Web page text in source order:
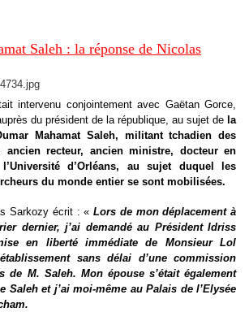
Saleh : la réponse de Nicolas
intervenu conjointement avec Gaëtan Gorce,
du président de la république, au sujet de la
Mahamat Saleh, militant tchadien des
ancien recteur, ancien ministre, docteur en
d’Orléans, au sujet duquel les
du monde entier se sont mobilisées.
Sarkozy écrit : «Lors de mon déplacement à
dernier, j’ai demandé au Président Idriss
en liberté immédiate de Monsieur Lol
sans délai d’une commission
de M. Saleh. Mon épouse s’était également
Saleh et j’ai moi-même au Palais de l’Elysée